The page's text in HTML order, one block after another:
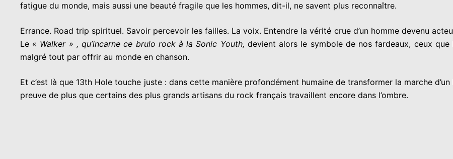
fatigue du monde, mais aussi une beauté fragile que les hommes, dit-il, ne savent plus reconnaître.
Errance. Road trip spirituel. Savoir percevoir les failles. La voix. Entendre la vérité crue d’un homme devenu
Le « Walker » , qu’incarne ce brulo rock à la Sonic Youth, devient alors le symbole de nos fardeaux, ceux que
malgré tout par offrir au monde en chanson.
Et c’est là que 13th Hole touche juste : dans cette manière profondément humaine de transformer la marche
preuve de plus que certains des plus grands artisans du rock français travaillent encore dans l’ombre.